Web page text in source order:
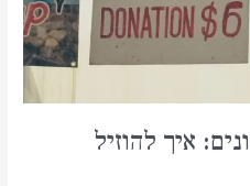
איך להוזיל